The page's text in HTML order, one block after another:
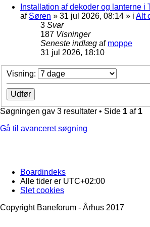
Installation af dekoder og lanterne i
af Søren » 31 jul 2026, 08:14 » i Alt
3 Svar
187 Visninger
Seneste indlæg af moppe
31 jul 2026, 18:10
Visning:
Søgningen gav 3 resultater • Side 1 af 1
Gå til avanceret søgning
Boardindeks
Alle tider er UTC+02:00
Slet cookies
Copyright Baneforum - Århus 2017